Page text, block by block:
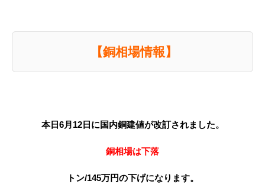
【銅相場情報】
本日6月12日に国内銅建値が改訂されました。
銅相場は下落
トン/145万円の下げになります。